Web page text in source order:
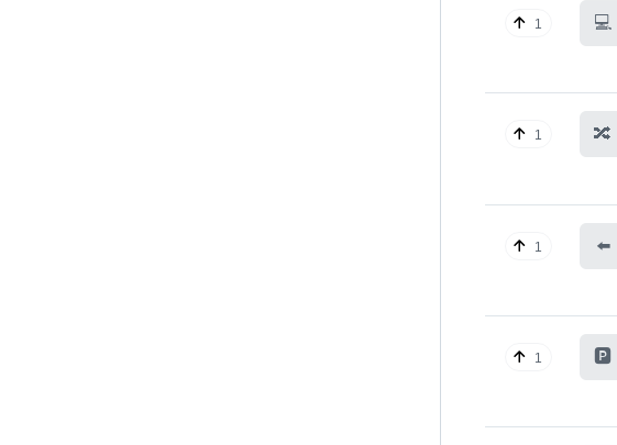
1 💻
1 🔀
1 ⬅️
1 🅿️